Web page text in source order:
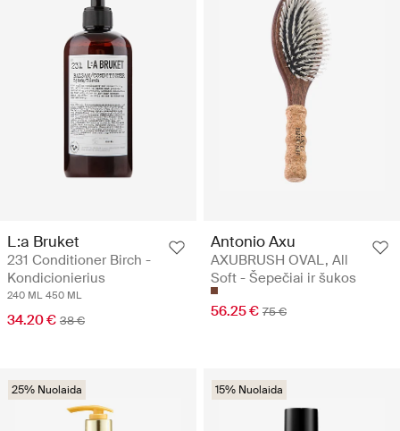
L:a Bruket
231 Conditioner Birch -
Kondicionierius
240 ML 450 ML
34.20 € 38 €
Antonio Axu
AXUBRUSH OVAL, All
Soft - Šepečiai ir šukos
56.25 € 75 €
25% Nuolaida 15% Nuolaida